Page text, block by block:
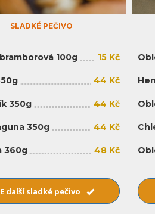
SLADKÉ PEČIVO
100g 15 Kč
44 Kč
350g 44 Kč
350g 44 Kč
360g 48 Kč
další sladké pečivo